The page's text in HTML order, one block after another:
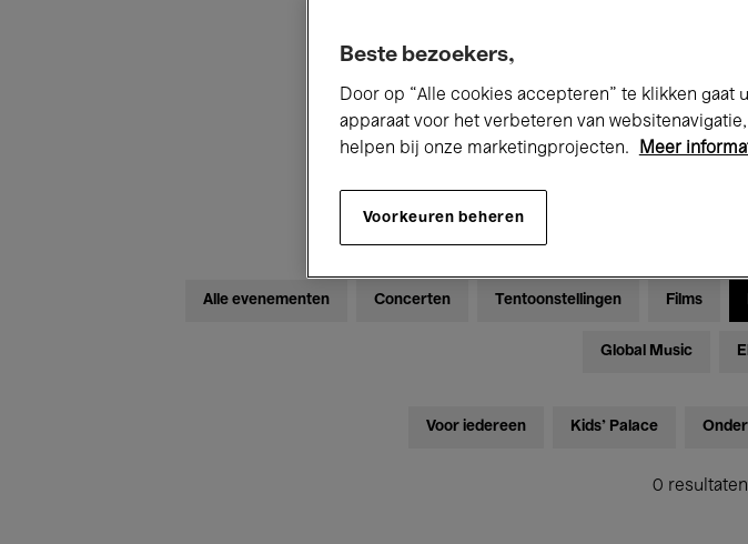
Alle evenementen Concerten Tentoonstellingen Films
Global Music
Voor iedereen Kids’ Palace
0
Beste bezoekers,
Door op “Alle cookies accepteren” te klikken gaat
apparaat voor het verbeteren van
helpen bij onze marketingprojecten.
Meer
Voorkeuren beheren